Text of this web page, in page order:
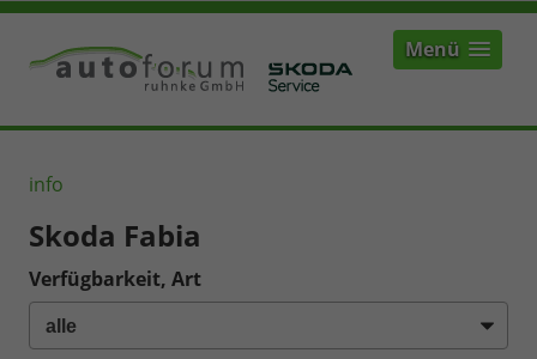
Menü
info
Skoda Fabia
Verfügbarkeit, Art